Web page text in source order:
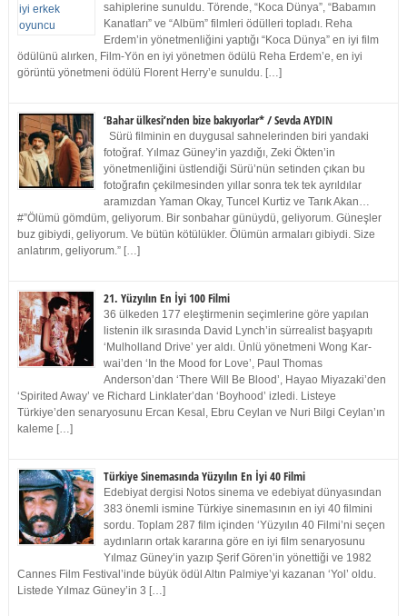
sahiplerine sunuldu. Törende, “Koca Dünya”, “Babamın
Kanatları” ve “Albüm” filmleri ödülleri topladı. Reha
Erdem’in yönetmenliğini yaptığı “Koca Dünya” en iyi film
ödülünü alırken, Film-Yön en iyi yönetmen ödülü Reha Erdem’e, en iyi
görüntü yönetmeni ödülü Florent Herry’e sunuldu. […]
‘Bahar ülkesi’nden bize bakıyorlar* / Sevda AYDIN
Sürü filminin en duygusal sahnelerinden biri yandaki
fotoğraf. Yılmaz Güney’in yazdığı, Zeki Ökten’in
yönetmenliğini üstlendiği Sürü’nün setinden çıkan bu
fotoğrafın çekilmesinden yıllar sonra tek tek ayrıldılar
aramızdan Yaman Okay, Tuncel Kurtiz ve Tarık Akan…
#”Ölümü gömdüm, geliyorum. Bir sonbahar günüydü, geliyorum. Güneşler
buz gibiydi, geliyorum. Ve bütün kötülükler. Ölümün armaları gibiydi. Size
anlatırım, geliyorum.” […]
21. Yüzyılın En İyi 100 Filmi
36 ülkeden 177 eleştirmenin seçimlerine göre yapılan
listenin ilk sırasında David Lynch’in sürrealist başyapıtı
‘Mulholland Drive’ yer aldı. Ünlü yönetmeni Wong Kar-
wai’den ‘In the Mood for Love’, Paul Thomas
Anderson’dan ‘There Will Be Blood’, Hayao Miyazaki’den
‘Spirited Away’ ve Richard Linklater’dan ‘Boyhood’ izledi. Listeye
Türkiye’den senaryosunu Ercan Kesal, Ebru Ceylan ve Nuri Bilgi Ceylan’ın
kaleme […]
Türkiye Sinemasında Yüzyılın En İyi 40 Filmi
Edebiyat dergisi Notos sinema ve edebiyat dünyasından
383 önemli ismine Türkiye sinemasının en iyi 40 filmini
sordu. Toplam 287 film içinden ‘Yüzyılın 40 Filmi’ni seçen
aydınların ortak kararına göre en iyi film senaryosunu
Yılmaz Güney’in yazıp Şerif Gören’in yönettiği ve 1982
Cannes Film Festival’inde büyük ödül Altın Palmiye’yi kazanan ‘Yol’ oldu.
Listede Yılmaz Güney’in 3 […]